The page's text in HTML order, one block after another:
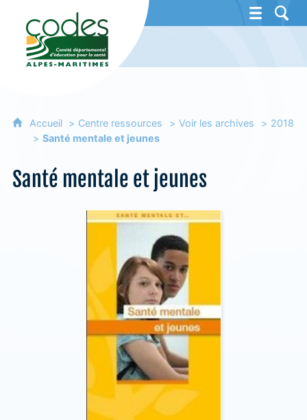
CoDES 06 - Comité départemental
Accueil Centre ressources Voir les archives
2018
Santé mentale et jeunes
Santé mentale et jeunes